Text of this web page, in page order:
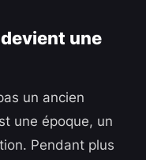
une
un ancien
une époque, un
Pendant plus